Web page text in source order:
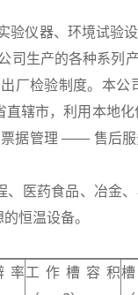
验仪器、环境试验
司生产的各种系列
厂检验制度。本
直辖市，利用本地
管理 —— 售后服
医药食品、冶金
恒温设备。
率工作槽容积